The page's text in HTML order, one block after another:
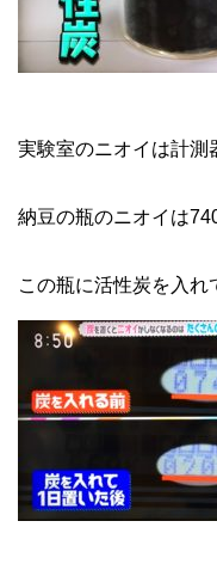
実験室のニオイは計測
納豆の瓶のニオイは740
この瓶に活性炭を入れ